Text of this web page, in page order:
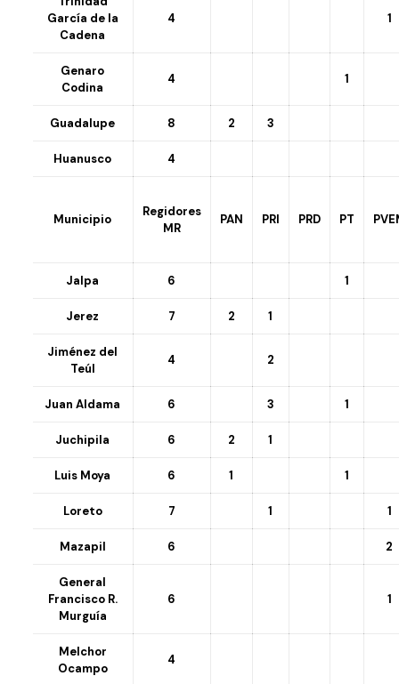
García de la
Cadena
4 1
Genaro
Codina
4 1
Guadalupe 8 2 3
Huanusco 4
Municipio
Regidores
MR
PAN PRI PRD PT
Jalpa 6 1
Jerez 7 2 1
Jiménez del
Teúl
4 2
Juan Aldama 6 3 1
Juchipila 6 2 1
Luis Moya 6 1 1
Loreto 7 1 1
Mazapil 6 2
General
Francisco R.
Murguía
6 1
Melchor
Ocampo
4